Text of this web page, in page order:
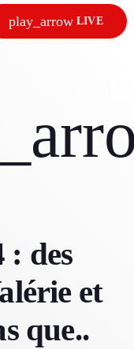
play_arrow LIVE
close
des
et
que..